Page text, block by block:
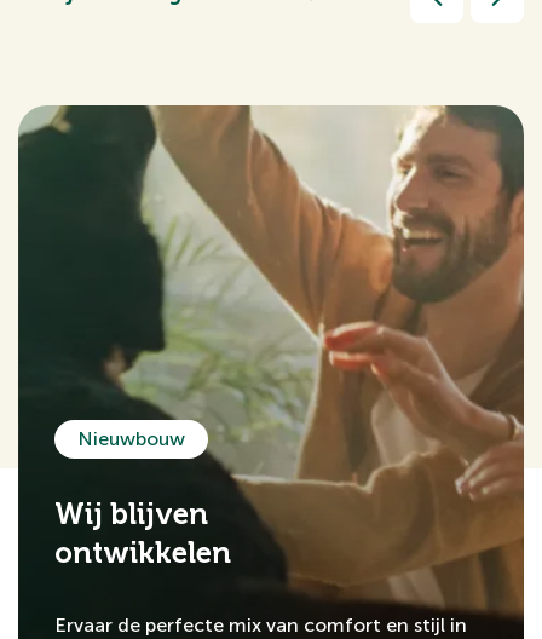
Nieuwbouw
Wij blijven
ontwikkelen
Ervaar de perfecte mix van comfort en stijl in